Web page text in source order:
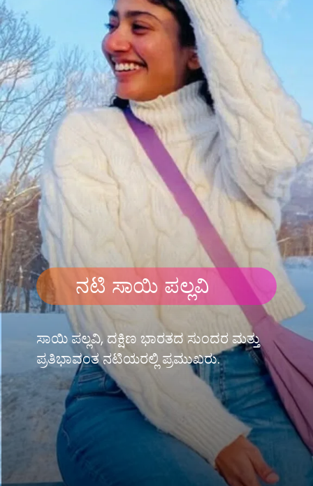
ಸಾಯಿ ಪಲ್ಲವಿ, ದಕ್ಷಿಣ ಭಾರತದ ಸುಂದರ ಮತ್ತು
ಪ್ರತಿಭಾವಂತ ನಟಿಯರಲ್ಲಿ ಪ್ರಮುಖರು.
ನಟಿ ಸಾಯಿ ಪಲ್ಲವಿ